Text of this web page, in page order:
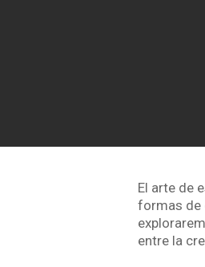
El arte de
formas de
entre la